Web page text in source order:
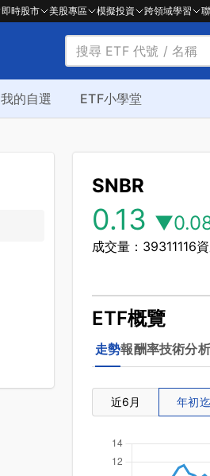
即時股市 美股專區 模擬投資 跨領域學習
我的自選 ETF小學堂
SNBR
0.13
成交量：39311116
ETF概覽
走勢報酬率技術分析
近6月 年初